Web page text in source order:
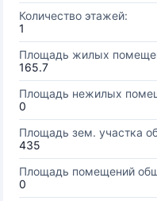
Количество этажей:
1
Площадь жилых
165.7
Площадь нежилых
0
Площадь зем. участка
435
Площадь помещений
0